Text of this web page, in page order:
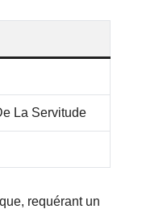
La Servitude
requérant un